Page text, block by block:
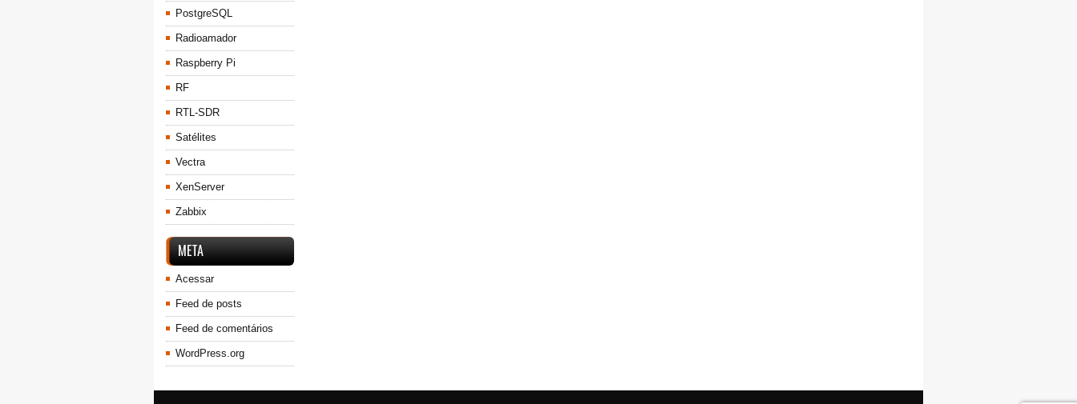
PostgreSQL
Radioamador
Raspberry Pi
RF
RTL-SDR
Satélites
Vectra
XenServer
Zabbix
META
Acessar
Feed de posts
Feed de comentários
WordPress.org